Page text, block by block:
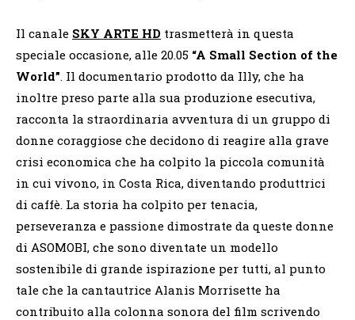
Il canale SKY ARTE HD trasmetterà in questa
speciale occasione, alle 20.05 “A Small Section of the
World”. Il documentario prodotto da Illy, che ha
inoltre preso parte alla sua produzione esecutiva,
racconta la straordinaria avventura di un gruppo di
donne coraggiose che decidono di reagire alla grave
crisi economica che ha colpito la piccola comunità
in cui vivono, in Costa Rica, diventando produttrici
di caffè. La storia ha colpito per tenacia,
perseveranza e passione dimostrate da queste donne
di ASOMOBI, che sono diventate un modello
sostenibile di grande ispirazione per tutti, al punto
tale che la cantautrice Alanis Morrisette ha
contribuito alla colonna sonora del film scrivendo